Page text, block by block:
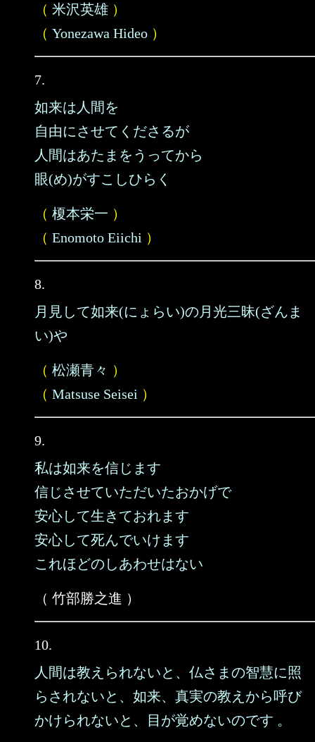
（ 米沢英雄 ）
（ Yonezawa Hideo ）
7.
如来は人間を
自由にさせてくださるが
人間はあたまをうってから
眼(め)がすこしひらく
（ 榎本栄一 ）
（ Enomoto Eiichi ）
8.
月見して如来(にょらい)の月光三昧(ざんま
い)や
（ 松瀬青々 ）
（ Matsuse Seisei ）
9.
私は如来を信じます
信じさせていただいたおかげで
安心して生きておれます
安心して死んでいけます
これほどのしあわせはない
（ 竹部勝之進 ）
10.
人間は教えられないと、仏さまの智慧に照
らされないと、如来、真実の教えから呼び
かけられないと、目が覚めないのです 。